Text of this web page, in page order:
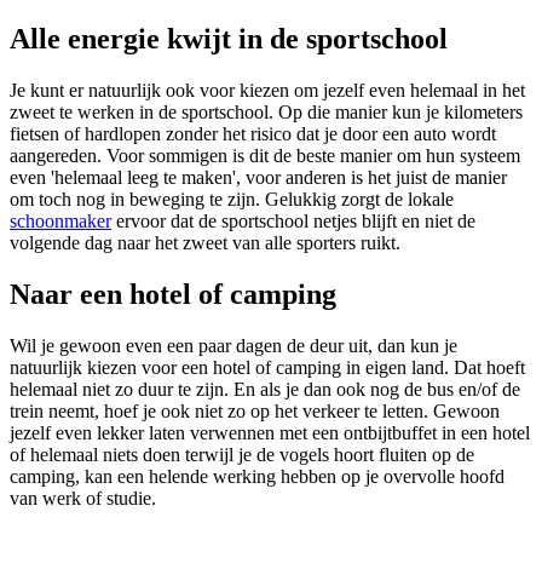
Alle energie kwijt in de sportschool
Je kunt er natuurlijk ook voor kiezen om jezelf even helemaal in het
zweet te werken in de sportschool. Op die manier kun je kilometers
fietsen of hardlopen zonder het risico dat je door een auto wordt
aangereden. Voor sommigen is dit de beste manier om hun systeem
even 'helemaal leeg te maken', voor anderen is het juist de manier
om toch nog in beweging te zijn. Gelukkig zorgt de lokale
schoonmakerervoor dat de sportschool netjes blijft en niet de
volgende dag naar het zweet van alle sporters ruikt.
Naar een hotel of camping
Wil je gewoon even een paar dagen de deur uit, dan kun je
natuurlijk kiezen voor een hotel of camping in eigen land. Dat hoeft
helemaal niet zo duur te zijn. En als je dan ook nog de bus en/of de
trein neemt, hoef je ook niet zo op het verkeer te letten. Gewoon
jezelf even lekker laten verwennen met een ontbijtbuffet in een hotel
of helemaal niets doen terwijl je de vogels hoort fluiten op de
camping, kan een helende werking hebben op je overvolle hoofd
van werk of studie.